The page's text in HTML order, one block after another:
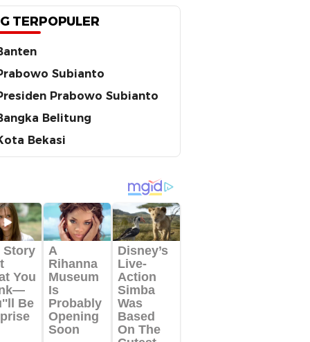
TERPOPULER
Subianto
Prabowo Subianto
Belitung
Bekasi